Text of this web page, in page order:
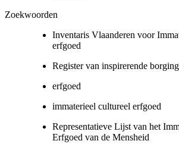
Zoekwoorden
Inventaris Vlaanderen voor
erfgoed
Register van inspirerende
erfgoed
immaterieel cultureel erfgoed
Representatieve Lijst van het
Erfgoed van de Mensheid